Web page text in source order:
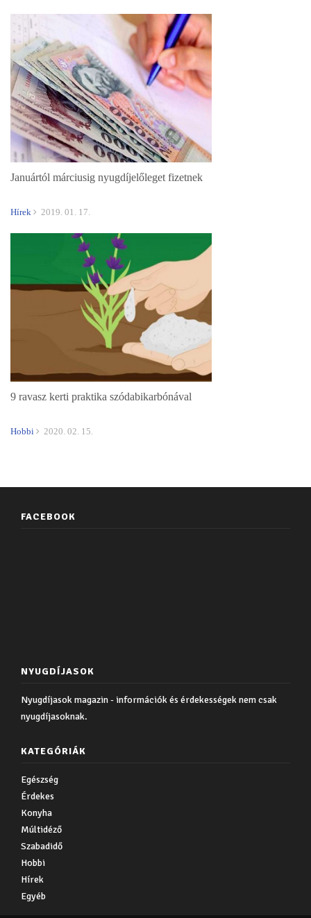
Januártól márciusig nyugdíjelőleget fizetnek
Hírek 2019. 01. 17.
9 ravasz kerti praktika szódabikarbónával
Hobbi 2020. 02. 15.
FACEBOOK
NYUGDÍJASOK
Nyugdíjasok magazin - információk és érdekességek nem csak
nyugdíjasoknak.
KATEGÓRIÁK
Egészség
Érdekes
Konyha
Múltidéző
Szabadidő
Hobbi
Hírek
Egyéb